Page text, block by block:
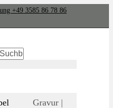
+49 3585 86 78 86
Gravur |